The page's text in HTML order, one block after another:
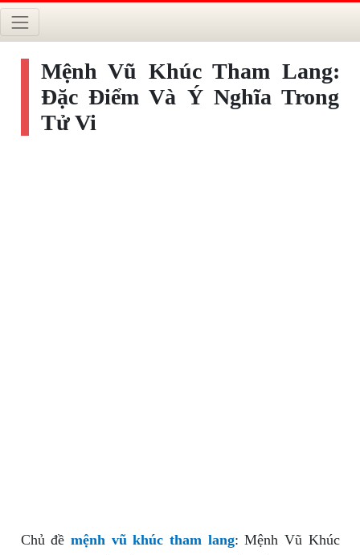
Mệnh Vũ Khúc Tham Lang:
Đặc Điểm Và Ý Nghĩa Trong
Tử Vi
Chủ đề mệnh vũ khúc tham lang: Mệnh Vũ Khúc